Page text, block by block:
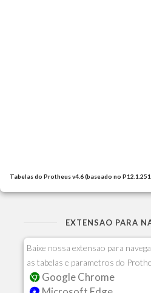
Tabelas do Protheus v4.6 (baseado no
EXTENSAO PARA
Baixe nossa extensao para
as tabelas e parametros do
Google Chrome